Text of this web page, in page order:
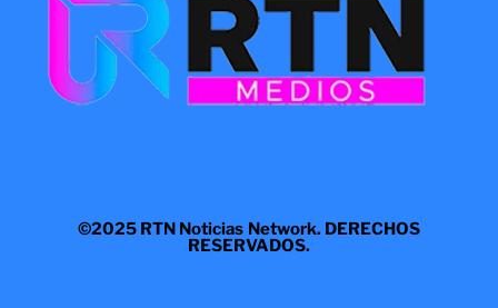
©2025 RTN Noticias Network. DERECHOS
RESERVADOS.